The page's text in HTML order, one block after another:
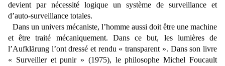
devient par nécessité logique un système de surveillance et
d’auto-surveillance totales.
Dans un univers mécaniste, l’homme aussi doit être une machine
et être traité mécaniquement. Dans ce but, les lumières de
l’Aufklärung l’ont dressé et rendu « transparent ». Dans son livre
« Surveiller et punir » (1975), le philosophe Michel Foucault